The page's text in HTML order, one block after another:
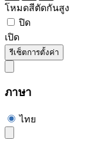
โหมดสีตัดกันสูง
ปิด
เปิด
รีเซ็ตการตั้งค่า
ภาษา
ไทย